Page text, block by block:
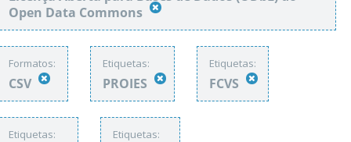
Open Data Commons
Formatos:
CSV
Etiquetas:
PROIES
Etiquetas:
FCVS
Etiquetas: Etiquetas: